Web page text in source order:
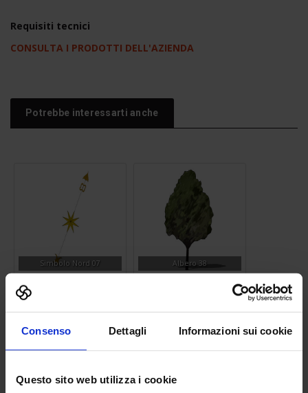
Consenso Dettagli Informazioni sui cookie
Questo sito web utilizza i cookie
Requisiti tecnici
CONSULTA I PRODOTTI DELL'AZIENDA
Potrebbe interessarti anche
Simbolo Nord 07 Albero 38
Palo corrente elettrica 02 Silhouette donna 11